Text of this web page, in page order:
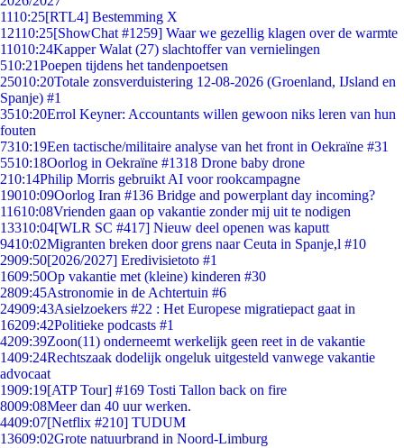
1110:25[RTL4] Bestemming X
12110:25[ShowChat #1259] Waar we gezellig klagen over de warmte
11010:24Kapper Walat (27) slachtoffer van vernielingen
510:21Poepen tijdens het tandenpoetsen
25010:20Totale zonsverduistering 12-08-2026 (Groenland, IJsland en
Spanje) #1
3510:20Errol Keyner: Accountants willen gewoon niks leren van hun
fouten
7310:19Een tactische/militaire analyse van het front in Oekraïne #31
5510:18Oorlog in Oekraïne #1318 Drone baby drone
210:14Philip Morris gebruikt AI voor rookcampagne
19010:09Oorlog Iran #136 Bridge and powerplant day incoming?
11610:08Vrienden gaan op vakantie zonder mij uit te nodigen
13310:04[WLR SC #417] Nieuw deel openen was kaputt
9410:02Migranten breken door grens naar Ceuta in Spanje,l #10
2909:50[2026/2027] Eredivisietoto #1
1609:50Op vakantie met (kleine) kinderen #30
2809:45Astronomie in de Achtertuin #6
24909:43Asielzoekers #22 : Het Europese migratiepact gaat in
16209:42Politieke podcasts #1
4209:39Zoon(11) onderneemt werkelijk geen reet in de vakantie
1409:24Rechtszaak dodelijk ongeluk uitgesteld vanwege vakantie
advocaat
1909:19[ATP Tour] #169 Tosti Tallon back on fire
8009:08Meer dan 40 uur werken.
4409:07[Netflix #210] TUDUM
13609:02Grote natuurbrand in Noord-Limburg